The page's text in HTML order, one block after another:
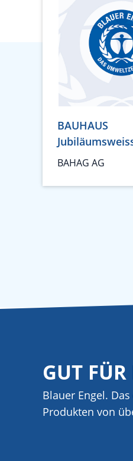
BAUHAUS
BAHAG AG
GUT
Blauer Engel.
Produkten von